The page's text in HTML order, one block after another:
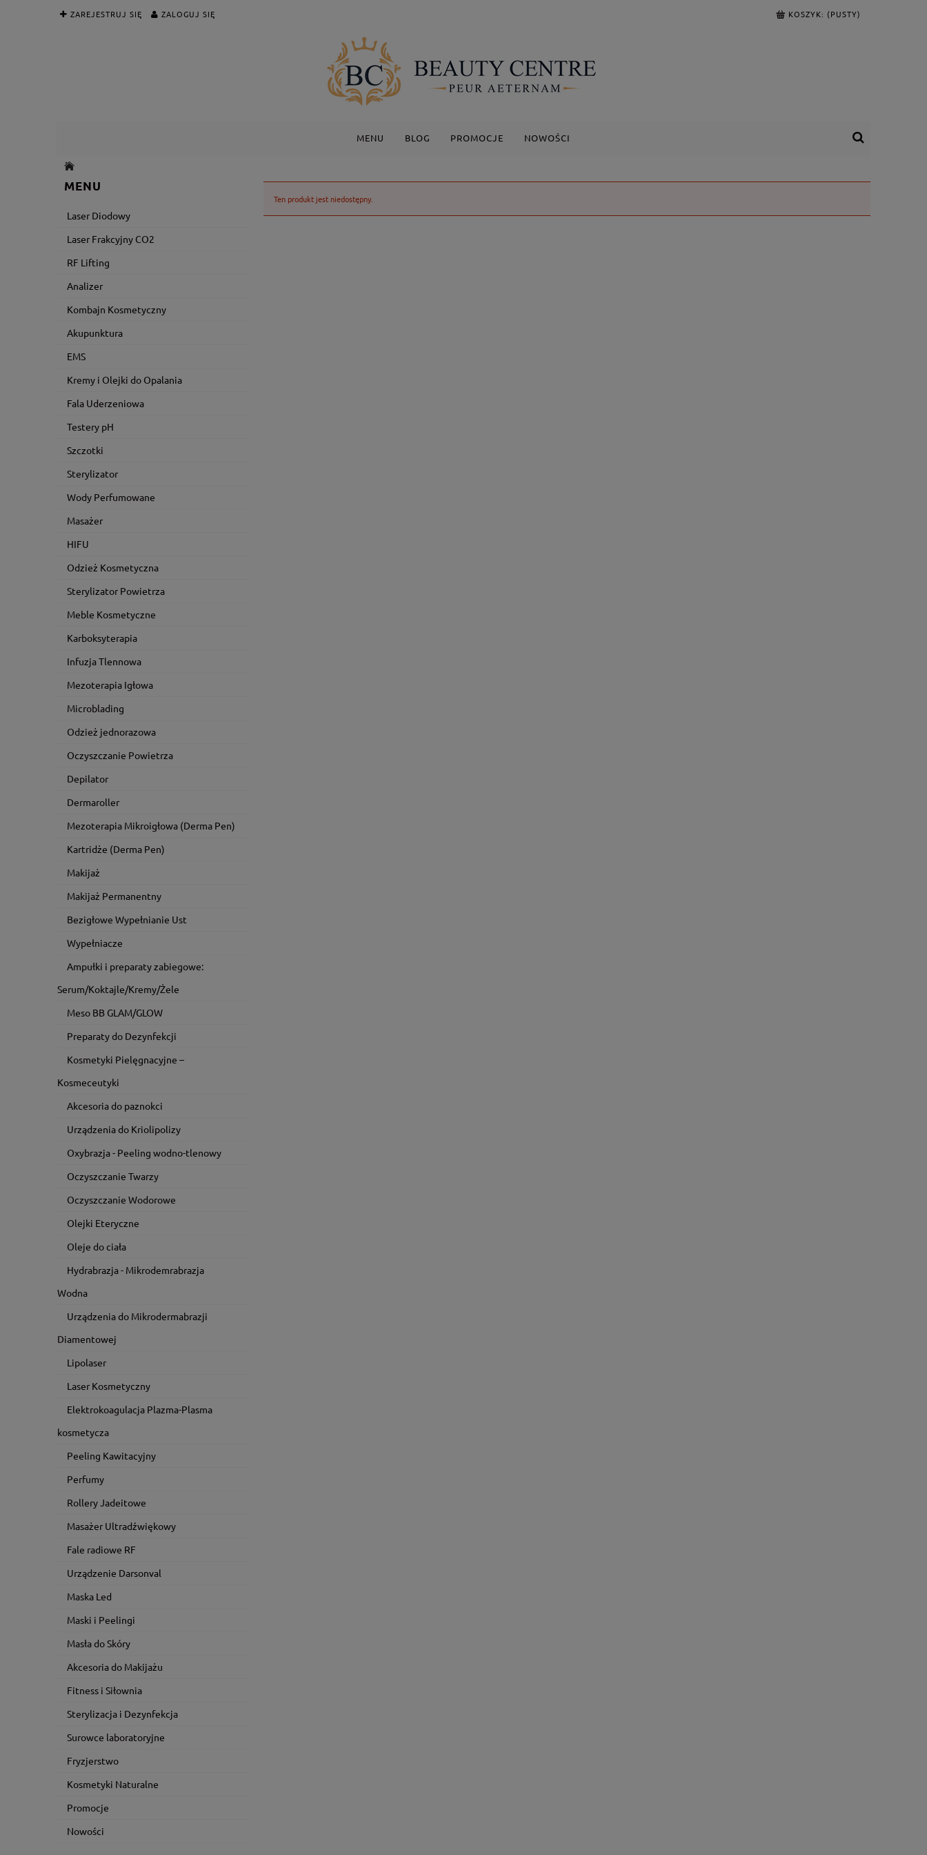
ZAREJESTRUJ SIĘ ZALOGUJ SIĘ KOSZYK: (PUSTY)
MENU BLOG PROMOCJE NOWOŚCI
MENU
Laser Diodowy
Laser Frakcyjny CO2
RF Lifting
Analizer
Kombajn Kosmetyczny
Akupunktura
EMS
Kremy i Olejki do Opalania
Fala Uderzeniowa
Testery pH
Szczotki
Sterylizator
Wody Perfumowane
Masażer
HIFU
Odzież Kosmetyczna
Sterylizator Powietrza
Meble Kosmetyczne
Karboksyterapia
Infuzja Tlennowa
Mezoterapia Igłowa
Microblading
Odzież jednorazowa
Oczyszczanie Powietrza
Depilator
Dermaroller
Mezoterapia Mikroigłowa (Derma Pen)
Kartridże (Derma Pen)
Makijaż
Makijaż Permanentny
Bezigłowe Wypełnianie Ust
Wypełniacze
Ampułki i preparaty zabiegowe:
Serum/Koktajle/Kremy/Żele
Meso BB GLAM/GLOW
Preparaty do Dezynfekcji
Kosmetyki Pielęgnacyjne –
Kosmeceutyki
Akcesoria do paznokci
Urządzenia do Kriolipolizy
Oxybrazja - Peeling wodno-tlenowy
Oczyszczanie Twarzy
Oczyszczanie Wodorowe
Olejki Eteryczne
Oleje do ciała
Hydrabrazja - Mikrodemrabrazja
Wodna
Urządzenia do Mikrodermabrazji
Diamentowej
Lipolaser
Laser Kosmetyczny
Elektrokoagulacja Plazma-Plasma
kosmetycza
Peeling Kawitacyjny
Perfumy
Rollery Jadeitowe
Masażer Ultradźwiękowy
Fale radiowe RF
Urządzenie Darsonval
Maska Led
Maski i Peelingi
Masła do Skóry
Akcesoria do Makijażu
Fitness i Siłownia
Sterylizacja i Dezynfekcja
Surowce laboratoryjne
Fryzjerstwo
Kosmetyki Naturalne
Promocje
Nowości
Ten produkt jest niedostępny.